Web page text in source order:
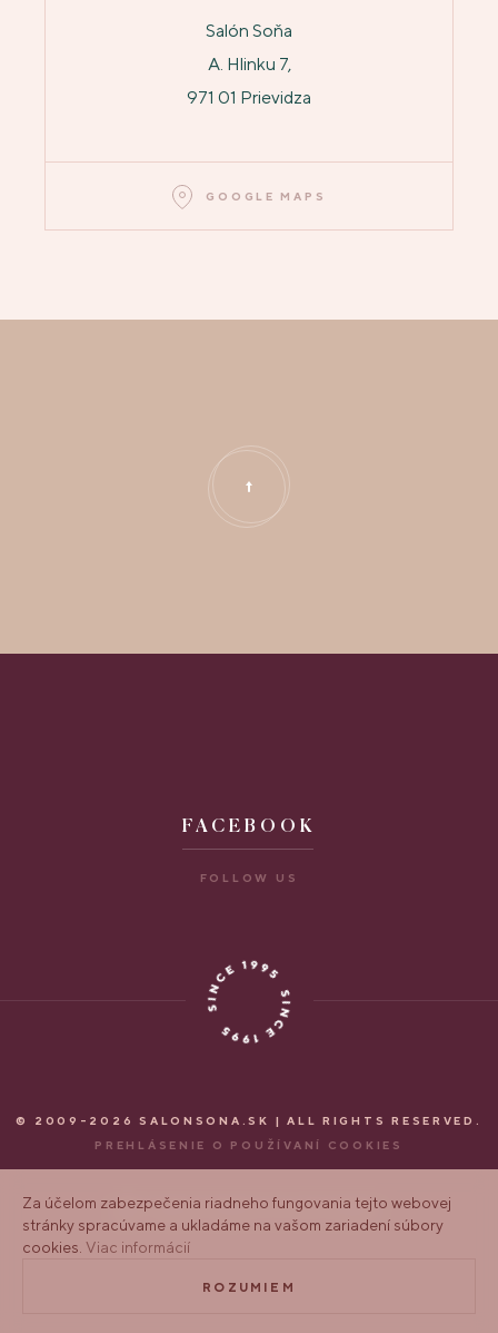
Salón Soňa
A. Hlinku 7,
971 01 Prievidza
GOOGLE MAPS
FACEBOOK
FOLLOW US
© 2009-2026 SALONSONA.SK | ALL RIGHTS RESERVED.
PREHLÁSENIE O POUŽÍVANÍ COOKIES
WEBSTRÁNKA OD ART4WEB
Za účelom zabezpečenia riadneho fungovania tejto webovej
stránky spracúvame a ukladáme na vašom zariadení súbory
cookies. Viac informácií
ROZUMIEM